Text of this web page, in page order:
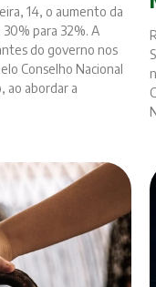
14, o aumento da
para 32%. A
do governo nos
Conselho Nacional
ao abordar a